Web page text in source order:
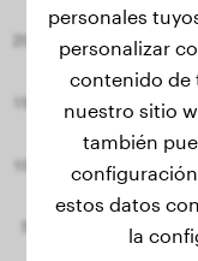
personales
personalizar
contenido de
nuestro sitio
también
estos datos
la